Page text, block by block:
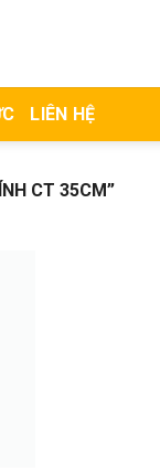
LIÊN HỆ
CT 35CM”